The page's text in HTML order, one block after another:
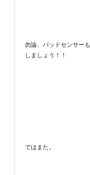
勿論、パッドセンサー
しましょう！！
ではまた。